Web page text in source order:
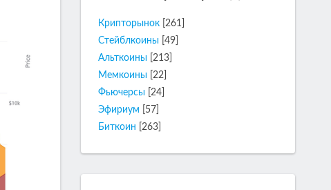
Крипторынок [261]
Стейблкоины [49]
Альткоины [213]
Мемкоины [22]
Фьючерсы [24]
Эфириум
[57]
Биткоин
[263]